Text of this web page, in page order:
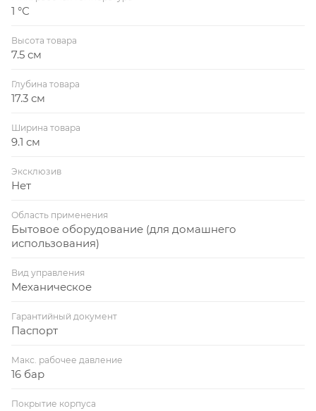
1 °С
Высота товара
7.5 см
Глубина товара
17.3 см
Ширина товара
9.1 см
Эксклюзив
Нет
Область применения
Бытовое оборудование (для домашнего
использования)
Вид управления
Механическое
Гарантийный документ
Паспорт
Макс. рабочее давление
16 бар
Покрытие корпуса